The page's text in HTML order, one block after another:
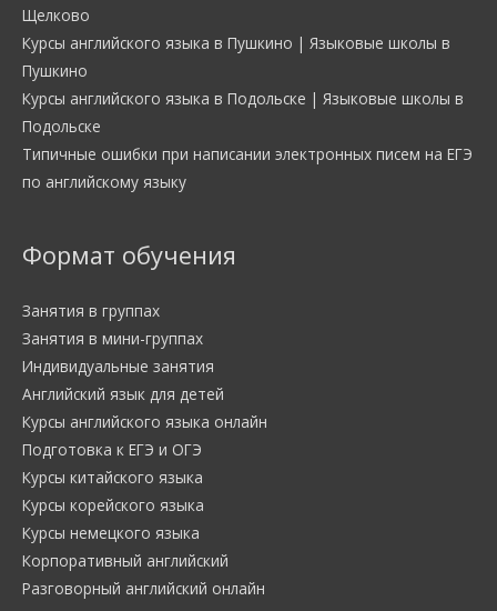
Щелково
Курсы английского языка в Пушкино | Языковые школы в
Пушкино
Курсы английского языка в Подольске | Языковые школы в
Подольске
Типичные ошибки при написании электронных писем на ЕГЭ
по английскому языку
Формат обучения
Занятия в группах
Занятия в мини-группах
Индивидуальные занятия
Английский язык для детей
Курсы английского языка онлайн
Подготовка к ЕГЭ и ОГЭ
Курсы китайского языка
Курсы корейского языка
Курсы немецкого языка
Корпоративный английский
Разговорный английский онлайн